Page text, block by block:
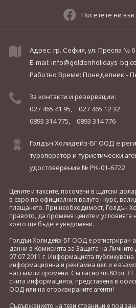
Посетете ни във
Адрес: гр. София, ул. Преспа № 6
E-mail: info@goldenholidays-
Работно Време: Понеделник -
За контакти и резервации:
02 / 465 41 95,
02 / 465 12 32
0893 314 775,
0893 314 776
Голдън Холидейз-БГ ООД е
туроператор и туристически
удостоверение № РК-01-6722
Цените и таксите, посочени в щатски
в евро по официалния валутен курс,
плащането. При необходимост, Голдън
правото, да променя цените и условията
което ще бъдете уведомени.
Голдън Холидейз-БГ ООД е регистриран
данни в Комисията за Защита на
07.07.2011 г. Информацията публикувана
информационна и рекламна цел и е
настъпили промени. Съгласно чл.80 от
счита информацията, представена в
ООД или на оторизираните агенти!
Съдържанието на тези страници е под